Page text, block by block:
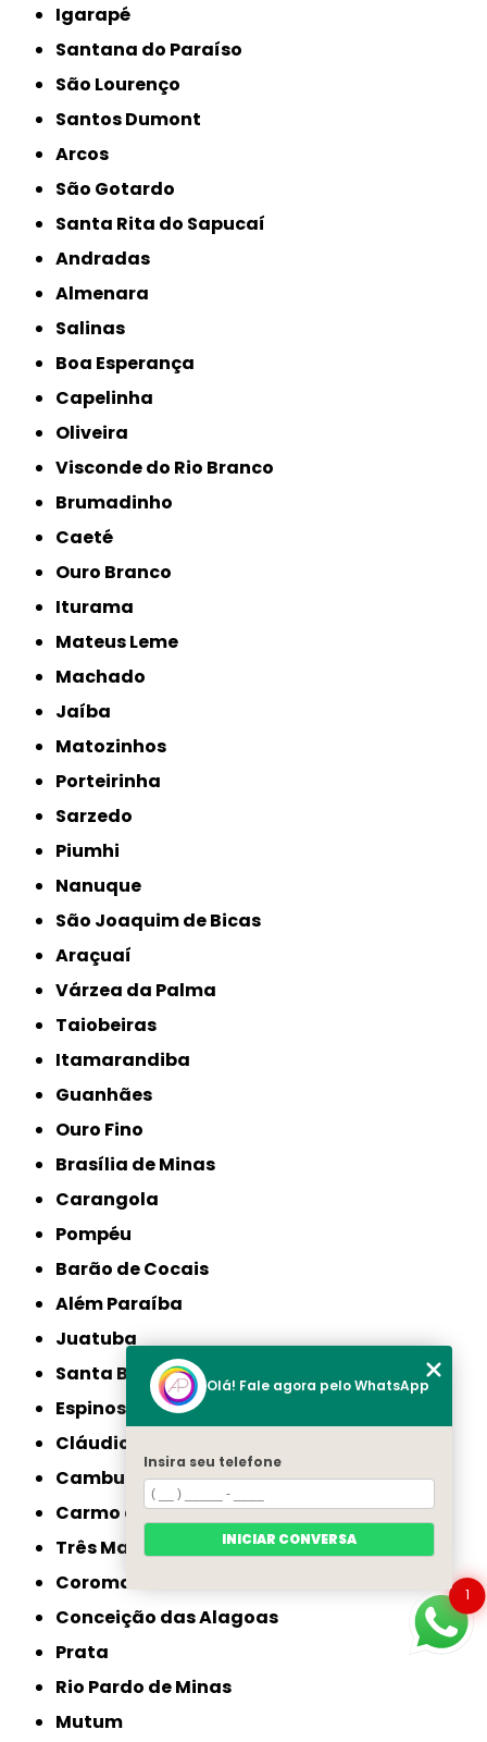
Igarapé
Santana do Paraíso
São Lourenço
Santos Dumont
Arcos
São Gotardo
Santa Rita do Sapucaí
Andradas
Almenara
Salinas
Boa Esperança
Capelinha
Oliveira
Visconde do Rio Branco
Brumadinho
Caeté
Ouro Branco
Iturama
Mateus Leme
Machado
Jaíba
Matozinhos
Porteirinha
Sarzedo
Piumhi
Nanuque
São Joaquim de Bicas
Araçuaí
Várzea da Palma
Taiobeiras
Itamarandiba
Guanhães
Ouro Fino
Brasília de Minas
Carangola
Pompéu
Barão de Cocais
Além Paraíba
Juatuba
Santa Bárbara
Espinosa
Cláudio
Cambuí
Carmo do Paranaíba
Três Marias
Coromandel
Conceição das Alagoas
Prata
Rio Pardo de Minas
Mutum
1
Olá! Fale agora pelo WhatsApp
Insira seu telefone
INICIAR CONVERSA